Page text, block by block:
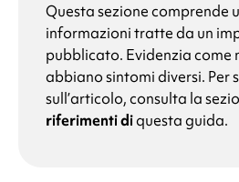
Questa sezione comprende
informazioni tratte da un
pubblicato. Evidenzia come
abbiano sintomi diversi. Per
sull’articolo, consulta la
riferimenti diquesta guida.